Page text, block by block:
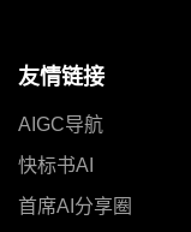
友情链接
AIGC导航
快标书AI
首席AI分享圈